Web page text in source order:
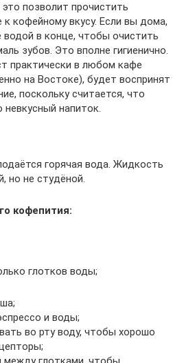
позволит прочистить
кофейному вкусу. Если вы дома,
в конце, чтобы очистить
зубов. Это вполне гигиенично.
практически в любом кафе
на Востоке), будет воспринят
поскольку считается, что
невкусный напиток.
горячая вода. Жидкость
но не студёной.
кофепития:
глотков воды;
и воды;
во рту воду, чтобы хорошо